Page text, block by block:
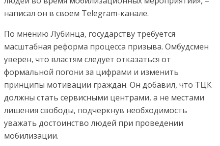
написал он в своем Telegram-канале.
По мнению Лубинца, государству требуется
масштабная реформа процесса призыва. Омбудсмен
уверен, что властям следует отказаться от
формальной погони за цифрами и изменить
принципы мотивации граждан. Он добавил, что ТЦК
должны стать сервисными центрами, а не местами
лишения свободы, подчеркнув необходимость
уважать достоинство людей при проведении
мобилизации.